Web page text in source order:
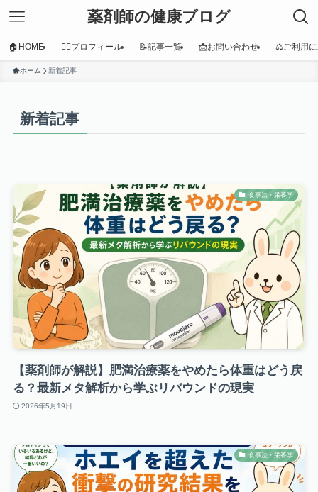
薬剤師の健康ブログ
🏠HOME 👩‍⚕️プロフィール 📝記事一覧 📩お問い合わせ ⚖️ご利用
ホーム 新着記事
新着記事
食事法・栄養学
【薬剤師が解説】肥満治療薬をやめたら体重はどう戻
る？最新メタ解析から学ぶリバウンドの現実
2026年5月19日
食事法・栄養学